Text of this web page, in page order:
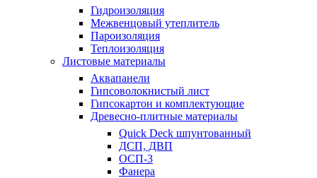
Гидроизоляция
Межвенцовый утеплитель
Пароизоляция
Теплоизоляция
Листовые материалы
Аквапанели
Гипсоволокнистый лист
Гипсокартон и комплектующие
Древесно-плитные материалы
Quick Deck шпунтованный
ДСП, ДВП
ОСП-3
Фанера